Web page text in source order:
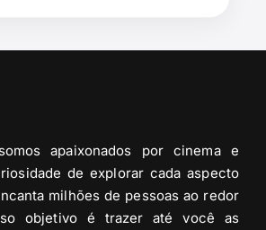
apaixonados por cinema e
de explorar cada aspecto
milhões de pessoas ao redor
objetivo é trazer até você as